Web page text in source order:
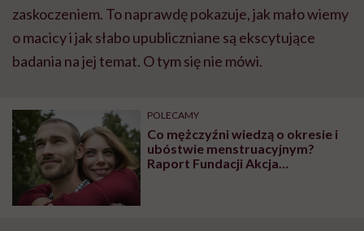
zaskoczeniem. To naprawdę pokazuje, jak mało wiemy
o macicy i jak słabo upubliczniane są ekscytujące
badania na jej temat. O tym się nie mówi.
POLECAMY
Co mężczyźni wiedzą o okresie i
ubóstwie menstruacyjnym?
Raport Fundacji Akcja